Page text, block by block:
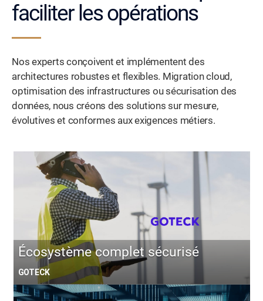
faciliter les opérations
Nos experts conçoivent et implémentent des
architectures robustes et flexibles. Migration cloud,
optimisation des infrastructures ou sécurisation des
données, nous créons des solutions sur mesure,
évolutives et conformes aux exigences métiers.
Écosystème complet sécurisé
GOTECK